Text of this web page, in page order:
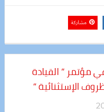
مشاركة
مؤتمر ” القيادة
الإستثنائية “